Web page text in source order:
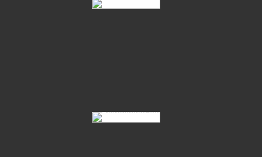
Fotos Hannoveraner Fohlenauswahlen 2021 04